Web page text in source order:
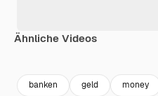
Ähnliche Videos
banken geld money